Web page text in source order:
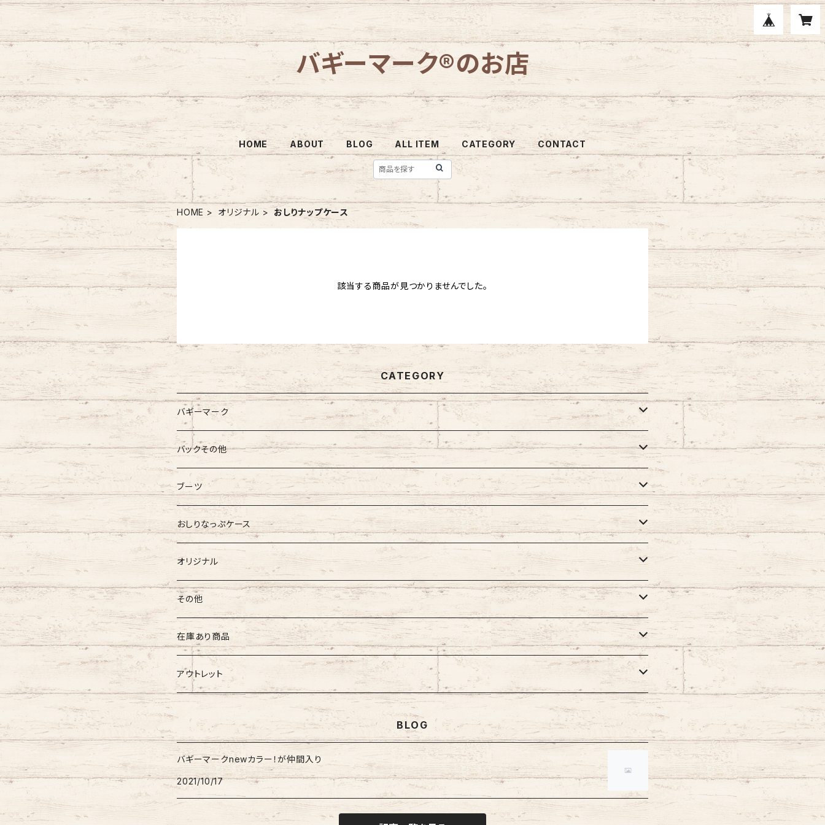
バギーマーク®のお店
HOME ABOUT BLOG ALL ITEM CATEGORY CONTACT
HOME オリジナル おしりナップケース
該当する商品が見つかりませんでした。
CATEGORY
バギーマーク
バギーマーク
バギーマーク
吸盤付バギーマーク
両面マークいり
オリジナル
バギーマークミニ
吸盤バギーマーク
バギーマークミニ
両面バギーマーク
オリジナル
ぷちまる
みにまる
バギーマークプチ
バギーマークプチ ボールチェーン
バギーマークプチ ストラップ
オリジナル
ぷちまる
くるくるぷち
吸盤バギーマーク
バギーマークミニ
バギーマークプチ
吸盤バギーマーク
バギーマークナノ
オリジナル
ネズミ
くま
にゃん
オリジナル
バギーマーク
バギーマークプチ
バギーマークミニ
バギーマークナノ
ステッカー
バギーマークくるくるプチ
バックその他
バギーポケット
バギーポケット レギュラー
バギーポケット 大
チャーム
バギーチャーム
イニシャルチャーム
診察ファイルバック
ブーツ
オリジナル
Sサイズ
Mサイズ
Lサイズ
XLサイズ
XXLサイズ
ブーツ
Sサイズ
XXLサイズ
Mサイズ
Lサイズ
XLサイズ
おしりなっぷケース
おしりナップケース 縦型
おしりナップケース 横型
オリジナル
バギーマーク
バギーマークレギュラーサイズ
バギーマークミニ
バギーマークナノ
バギーマークプチ
吸盤付きバギーマーク
おしりナップケース
縦型ストラップ
横型ストラップ
その他
イニシャルチャーム
バギーポケット
ビックバギーポケット
吸盤バギーマーク
バギーマークプチ
バギーマークレギュラー
ブーツ
その他
ネームホルダー
nanoまる
在庫あり商品
バギーマーク
レギュラーサイズ
リメイク品
ブーツ
バギーマークミニ
アウトレット
BLOG
バギーマークnewカラー！が仲間入り
2021/10/17